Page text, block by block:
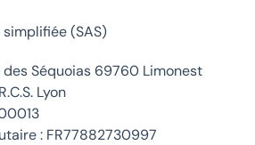
(SAS)
des Séquoias 69760 Limonest
Lyon
: FR77882730997